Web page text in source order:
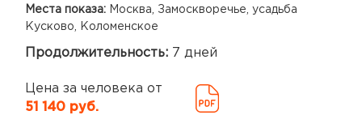
Места показа: Москва, Замоскворечье, усадьба
Кусково, Коломенское
Продолжительность: 7 дней
Цена за человека от
51 140 руб.